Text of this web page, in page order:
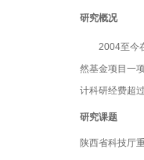
研究概况
2004至今
然基金项目一
计科研经费超
研究课题
陕西省科技厅